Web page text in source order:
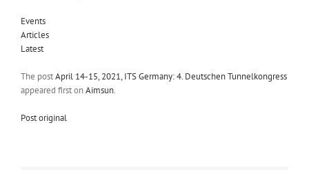
Events
Articles
Latest
The postApril 14-15, 2021, ITS Germany: 4. Deutschen Tunnelkongress
appeared first onAimsun.
Post original